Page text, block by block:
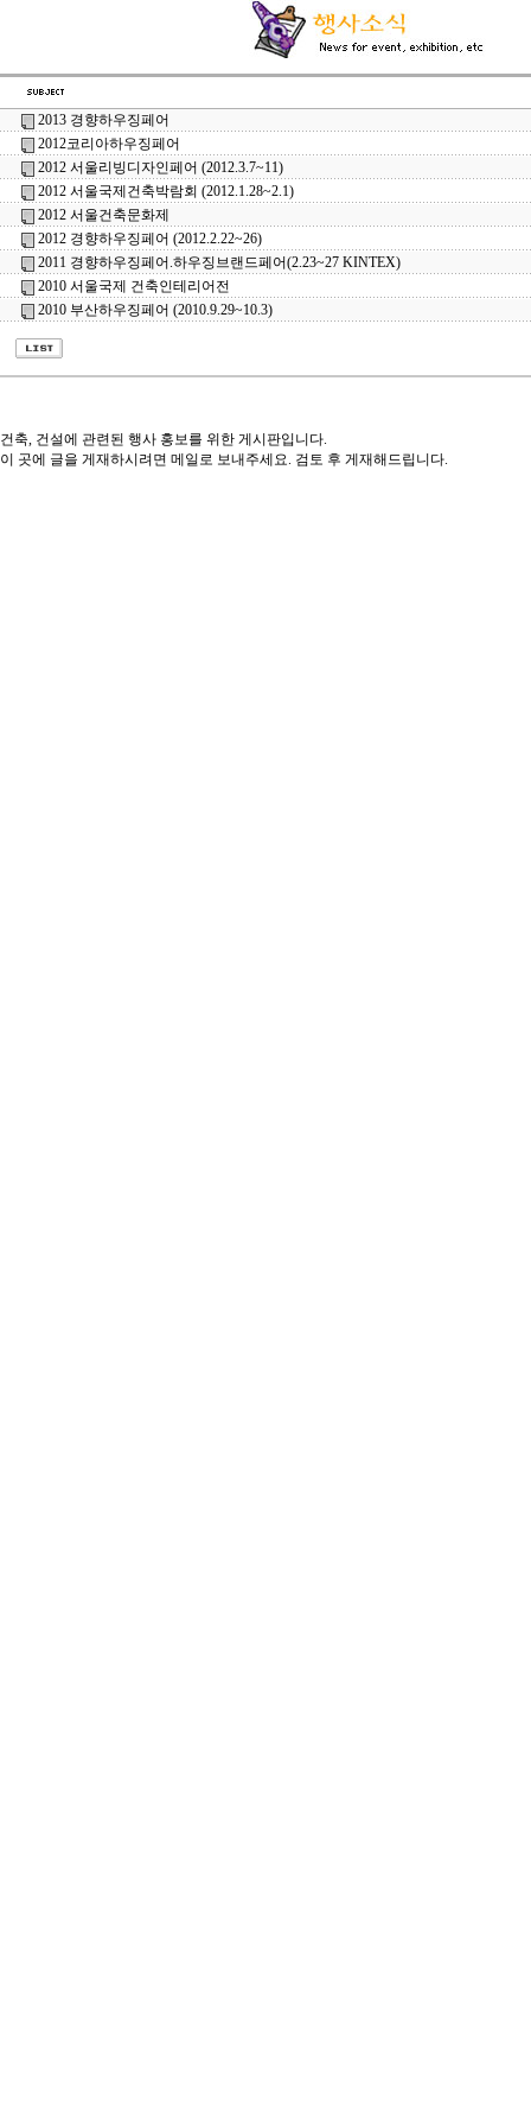
2013 경향하우징페어
2012코리아하우징페어
2012 서울리빙디자인페어 (2012.3.7~11)
2012 서울국제건축박람회 (2012.1.28~2.1)
2012 서울건축문화제
2012 경향하우징페어 (2012.2.22~26)
2011 경향하우징페어.하우징브랜드페어(2.23~27 KINTEX)
2010 서울국제 건축인테리어전
2010 부산하우징페어 (2010.9.29~10.3)
건축, 건설에 관련된 행사 홍보를 위한 게시판입니다.
이 곳에 글을 게재하시려면 메일로 보내주세요. 검토 후 게재해드립니다.